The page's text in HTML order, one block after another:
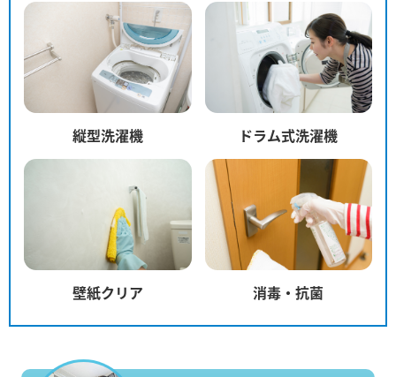
縦型洗濯機 ドラム式洗濯機
壁紙クリア 消毒・抗菌